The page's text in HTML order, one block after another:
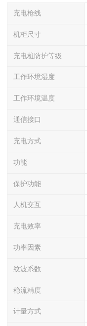
充电枪线
机柜尺寸
充电桩防护等级
工作环境湿度
工作环境温度
通信接口
充电方式
功能
保护功能
人机交互
充电效率
功率因素
纹波系数
稳流精度
计量方式